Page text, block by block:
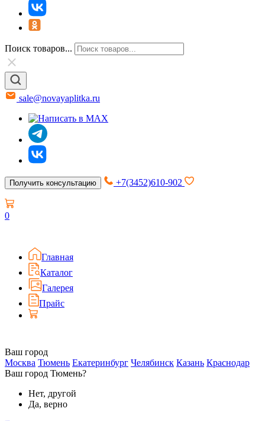
Поиск товаров...
sale@novayaplitka.ru
Получить консультацию +7(3452)610-902
0
Главная
Каталог
Галерея
Прайс
Ваш город
Москва Тюмень Екатеринбург Челябинск Казань Краснодар
Ваш город Тюмень?
Нет, другой
Да, верно